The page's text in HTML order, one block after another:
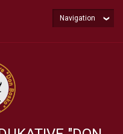
Navigation